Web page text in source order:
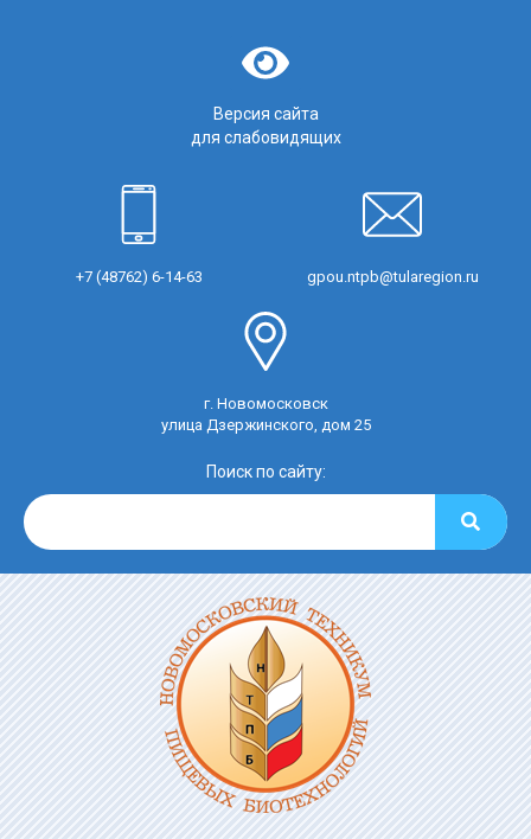
Версия сайта
для слабовидящих
+7 (48762) 6-14-63 gpou.ntpb@tularegion.ru
г. Новомосковск
улица Дзержинского, дом 25
Поиск по сайту: